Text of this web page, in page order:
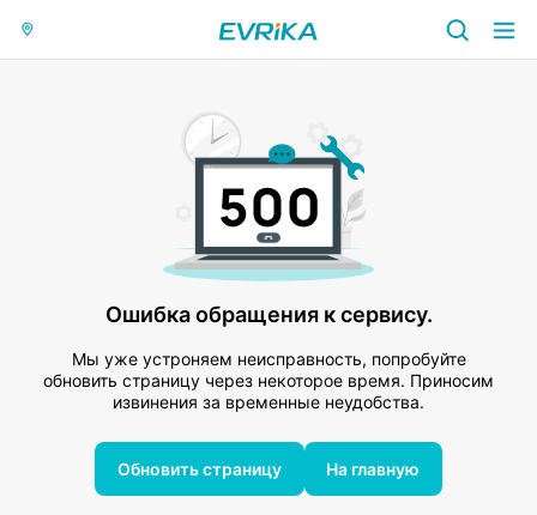
Ошибка обращения к сервису.
Мы уже устроняем неисправность, попробуйте
обновить страницу через некоторое время. Приносим
извинения за временные неудобства.
Обновить страницу На главную